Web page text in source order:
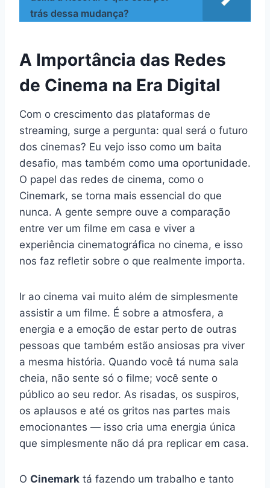
trás dessa mudança?
A Importância das Redes
de Cinema na Era Digital
Com o crescimento das plataformas de
streaming, surge a pergunta: qual será o futuro
dos cinemas? Eu vejo isso como um baita
desafio, mas também como uma oportunidade.
O papel das redes de cinema, como o
Cinemark, se torna mais essencial do que
nunca. A gente sempre ouve a comparação
entre ver um filme em casa e viver a
experiência cinematográfica no cinema, e isso
nos faz refletir sobre o que realmente importa.
Ir ao cinema vai muito além de simplesmente
assistir a um filme. É sobre a atmosfera, a
energia e a emoção de estar perto de outras
pessoas que também estão ansiosas pra viver
a mesma história. Quando você tá numa sala
cheia, não sente só o filme; você sente o
público ao seu redor. As risadas, os suspiros,
os aplausos e até os gritos nas partes mais
emocionantes — isso cria uma energia única
que simplesmente não dá pra replicar em casa.
O Cinemark tá fazendo um trabalho e tanto